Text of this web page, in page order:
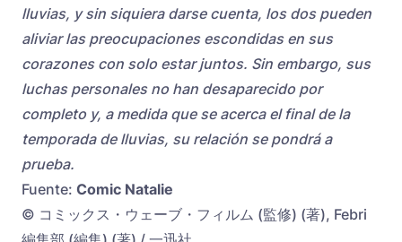
lluvias, y sin siquiera darse cuenta, los dos pueden
aliviar las preocupaciones escondidas en sus
corazones con solo estar juntos. Sin embargo, sus
luchas personales no han desaparecido por
completo y, a medida que se acerca el final de la
temporada de lluvias, su relación se pondrá a
prueba.
Fuente: Comic Natalie
© コミックス・ウェーブ・フィルム (監修) (著), Febri